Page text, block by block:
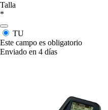
Talla
*
TU
Este campo es obligatorio
Enviado en 4 días